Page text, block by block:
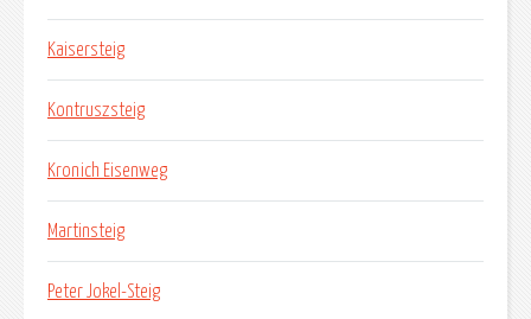
Kaisersteig
Kontruszsteig
Kronich Eisenweg
Martinsteig
Peter Jokel-Steig